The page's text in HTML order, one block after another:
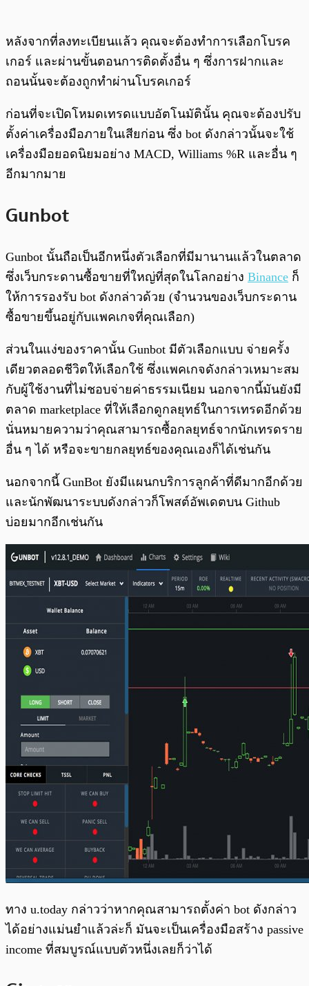
หลังจากที่ลงทะเบียนแล้ว คุณจะต้องทำการเลือกโบรค
เกอร์ และผ่านขั้นตอนการติดตั้งอื่น ๆ ซึ่งการฝากและ
ถอนนั้นจะต้องถูกทำผ่านโบรคเกอร์
ก่อนที่จะเปิดโหมดเทรดแบบอัตโนมัตินั้น คุณจะต้องปรับ
ตั้งค่าเครื่องมือภายในเสียก่อน ซึ่ง bot ดังกล่าวนั้นจะใช้
เครื่องมือยอดนิยมอย่าง MACD, Williams %R และอื่น ๆ
อีกมากมาย
Gunbot
Gunbot นั้นถือเป็นอีกหนึ่งตัวเลือกที่มีมานานแล้วในตลาด
ซึ่งเว็บกระดานซื้อขายที่ใหญ่ที่สุดในโลกอย่าง Binance ก็
ให้การรองรับ bot ดังกล่าวด้วย (จำนวนของเว็บกระดาน
ซื้อขายขึ้นอยู่กับแพคเกจที่คุณเลือก)
ส่วนในแง่ของราคานั้น Gunbot มีตัวเลือกแบบ จ่ายครั้ง
เดียวตลอดชีวิตให้เลือกใช้ ซึ่งแพคเกจดังกล่าวเหมาะสม
กับผู้ใช้งานที่ไม่ชอบจ่ายค่าธรรมเนียม นอกจากนี้มันยังมี
ตลาด marketplace ที่ให้เลือกดูกลยุทธ์ในการเทรดอีกด้วย
นั่นหมายความว่าคุณสามารถซื้อกลยุทธ์จากนักเทรดราย
อื่น ๆ ได้ หรือจะขายกลยุทธ์ของคุณเองก็ได้เช่นกัน
นอกจากนี้ GunBot ยังมีแผนกบริการลูกค้าที่ดีมากอีกด้วย
และนักพัฒนาระบบดังกล่าวก็โพสต์อัพเดตบน Github
บ่อยมากอีกเช่นกัน
ทาง u.today กล่าวว่าหากคุณสามารถตั้งค่า bot ดังกล่าว
ได้อย่างแม่นยำแล้วล่ะก็ มันจะเป็นเครื่องมือสร้าง passive
income ที่สมบูรณ์แบบตัวหนึ่งเลยก็ว่าได้